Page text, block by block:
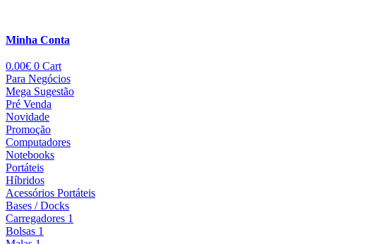
Minha Conta
0.00€ 0 Cart
Para Negócios
Mega Sugestão
Pré Venda
Novidade
Promoção
Computadores
Notebooks
Portáteis
Híbridos
Acessórios Portáteis
Bases / Docks
Carregadores 1
Bolsas 1